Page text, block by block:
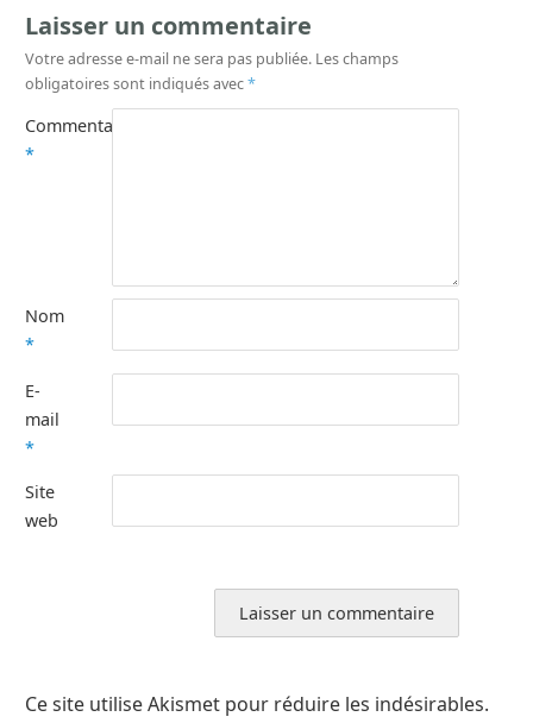
Laisser un commentaire
Votre adresse e-mail ne sera pas publiée. Les champs
obligatoires sont indiqués avec*
Commentaire
*
Nom
*
E-
mail
*
Site
web
Ce site utilise Akismet pour réduire les indésirables.